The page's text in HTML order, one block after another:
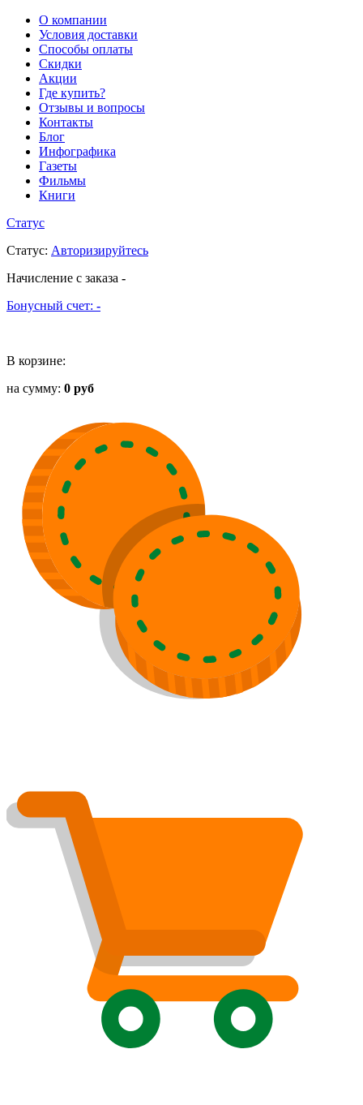
О компании
Условия доставки
Способы оплаты
Скидки
Акции
Где купить?
Отзывы и вопросы
Контакты
Блог
Инфографика
Газеты
Фильмы
Книги
Статус
Статус: Авторизируйтесь
Начисление с заказа -
Бонусный счет: -
В корзине:
на сумму: 0 руб